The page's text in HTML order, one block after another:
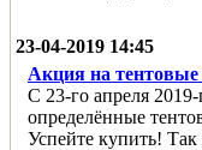
23-04-2019 14:45
Акция на тентовые
С 23-го апреля
определённые
Успейте купить!